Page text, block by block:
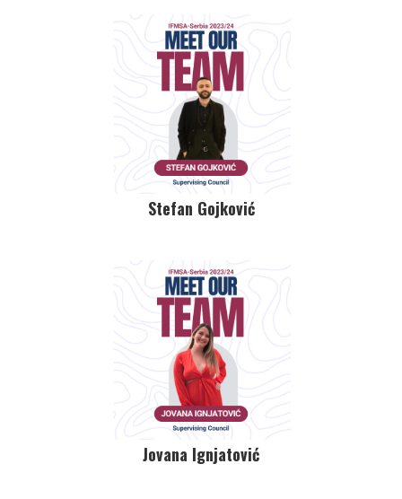
Stefan Gojković
Jovana Ignjatović